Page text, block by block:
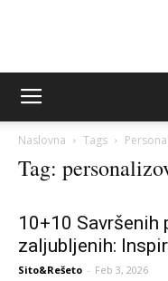
Naslovna Tags
Tag:
10+10 Savršenih
zaljubljenih:
Sito&Rešeto - Feb 3, 2026